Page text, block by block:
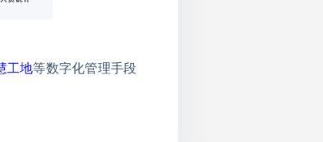
工地等数字化管理手段